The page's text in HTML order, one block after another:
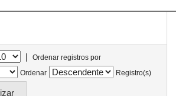
|
Ordenar registros por
Ordenar
Registro(s)